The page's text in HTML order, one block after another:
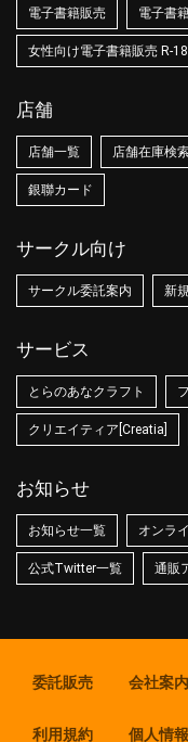
電子書籍販売 電子書
女性向け電子書籍販売 R-18
店舗
店舗一覧 店舗在庫検
銀聯カード
サークル向け
サークル委託案内 新
サービス
とらのあなクラフト
クリエイティア[Creatia]
お知らせ
お知らせ一覧 オンラ
公式Twitter一覧 通販
委託販売 会社案内
利用規約 個人情